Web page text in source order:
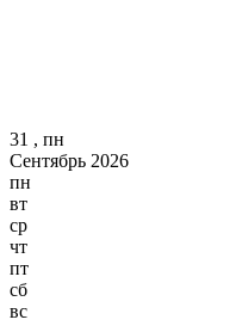
31 , пн
Сентябрь 2026
пн
вт
ср
чт
пт
сб
вс